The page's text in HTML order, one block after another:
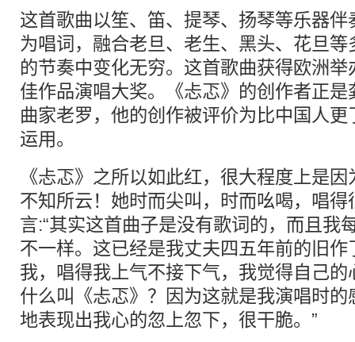
这首歌曲以笙、笛、提琴、扬琴等乐器
为唱词，融合老旦、老生、黑头、花旦
的节奏中变化无穷。这首歌曲获得欧洲举
佳作品演唱大奖。《忐忑》的创作者正
曲家老罗，他的创作被评价为比中国人
运用。
《忐忑》之所以如此红，很大程度上是
不知所云！她时而尖叫，时而吆喝，唱
言:“其实这首曲子是没有歌词的，而且我
不一样。这已经是我丈夫四五年前的旧
我，唱得我上气不接下气，我觉得自己的
什么叫《忐忑》？因为这就是我演唱时
地表现出我心的忽上忽下，很干脆。”